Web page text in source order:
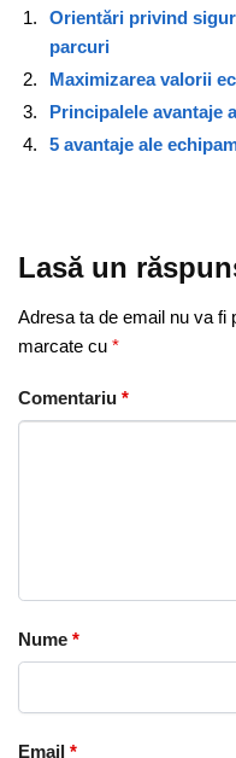
Orientări privind
parcuri
Maximizarea valorii
Principalele avantaje
5 avantaje ale
Lasă un
Adresa ta de email nu va fi
marcate cu *
Comentariu *
Nume *
Email *